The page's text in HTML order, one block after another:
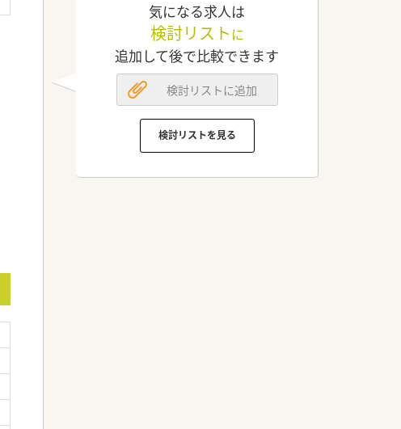
気になる求人は
検討リスト に
追加して後で比較できます
検討リストに追加
検討リストを見る